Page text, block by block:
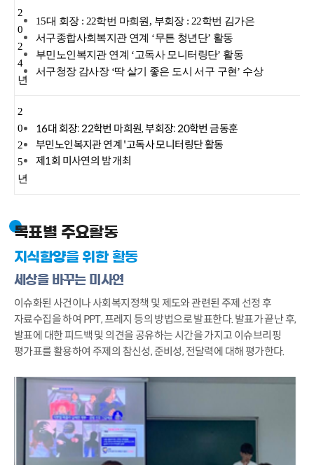
2
0
2
4
년
15대 회장 : 22학번 마희원, 부회장 : 22학번 김가은
서구종합사회복지관 연계 ‘무튼 청년단’ 활동
부민노인복지관 연계 ‘고독사 모니터링단’ 활동
서구청장 감사장 ‘딱 살기 좋은 도시 서구 구현’ 수상
2
0
2
5
년
16대 회장: 22학번 마희원, 부회장: 20학번 금동훈
부민노인복지관 연계 '고독사 모니터링단 활동
제1회 미사연의 밤 개최
목표별 주요활동
지식함양을 위한 활동
세상을 바꾸는 미사연
이슈화된 사건이나 사회복지정책 및 제도와 관련된 주제 선정 후
자료수집을 하여 PPT, 프레지 등의 방법으로 발표한다. 발표가 끝난 후,
발표에 대한 피드백 및 의견을 공유하는 시간을 가지고 이슈브리핑
평가표를 활용하여 주제의 참신성, 준비성, 전달력에 대해 평가한다.